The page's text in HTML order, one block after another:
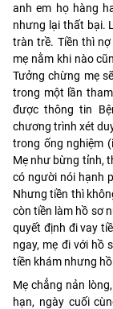
anh em họ hàng
nhưng lại thất bại.
tràn trề. Tiền thì
mẹ nằm khi nào
Tưởng chừng mẹ
trong một lần
được thông tin
chương trình xét
trong ống nghiệm
Mẹ như bừng tỉnh,
có người nói hạnh
Nhưng tiền thì
còn tiền làm hồ sơ
quyết định đi vay
ngay, mẹ đi với hồ
tiền khám nhưng
Mẹ chẳng nản
hạn, ngày cuối